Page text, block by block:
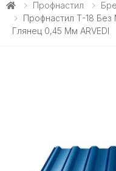
Профнастил
Профнастил Т-18
Глянец 0,45 Мм ARVEDI